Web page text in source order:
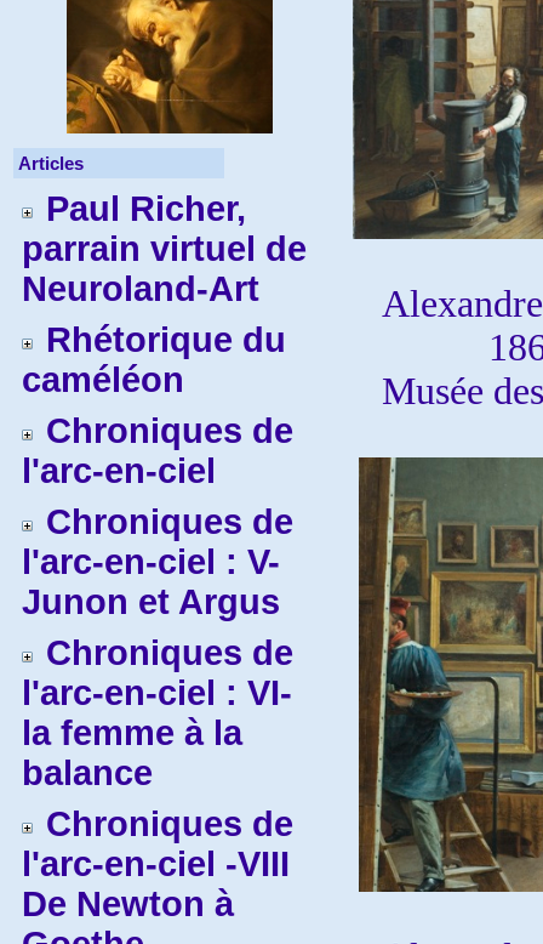
Articles
Paul Richer,
parrain virtuel de
Neuroland-Art
Rhétorique du
caméléon
Chroniques de
l'arc-en-ciel
Chroniques de
l'arc-en-ciel : V-
Junon et Argus
Chroniques de
l'arc-en-ciel : VI-
la femme à la
balance
Chroniques de
l'arc-en-ciel -VIII
De Newton à
Musée